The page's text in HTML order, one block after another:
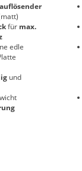
für max.
edle
und